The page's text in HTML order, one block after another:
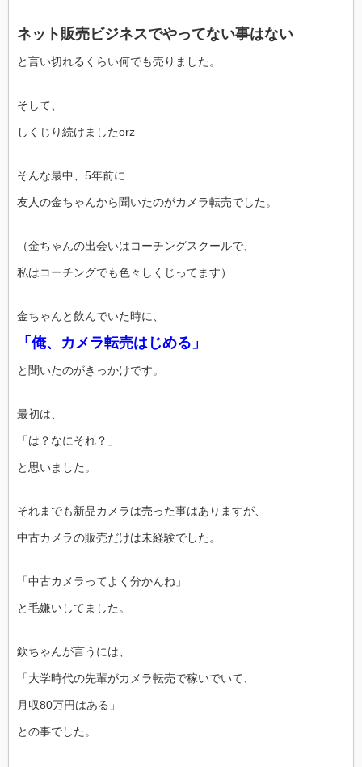
ネット販売ビジネスでやってない事はない
と言い切れるくらい何でも売りました。
そして、
しくじり続けましたorz
そんな最中、5年前に
友人の金ちゃんから聞いたのがカメラ転売でした。
（金ちゃんの出会いはコーチングスクールで、
私はコーチングでも色々しくじってます）
金ちゃんと飲んでいた時に、
「俺、カメラ転売はじめる」
と聞いたのがきっかけです。
最初は、
「は？なにそれ？」
と思いました。
それまでも新品カメラは売った事はありますが、
中古カメラの販売だけは未経験でした。
「中古カメラってよく分かんね」
と毛嫌いしてました。
欽ちゃんが言うには、
「大学時代の先輩がカメラ転売で稼いでいて、
月収80万円はある」
との事でした。